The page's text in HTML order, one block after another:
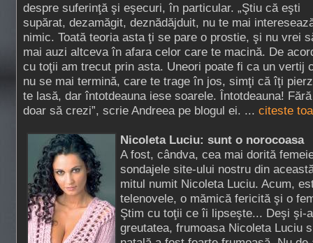
despre suferinţă şi eşecuri, în particular. „Ştiu că eşti
supărat, dezamăgit, deznădăjduit, nu te mai
nimic. Toată teoria asta ţi se pare o prostie, şi nu vrei
mai auzi altceva în afara celor care te macină. De
cu toţii am trecut prin asta. Uneori poate fi ca un vertij
nu se mai termină, care te trage în jos, simţi că îţi
te lasă, dar întotdeauna iese soarele. Întotdeauna!
doar să crezi”, scrie Andreea pe blogul ei. ... citeste
Nicoleta Luciu: sunt o norocoasa
A fost, cândva, cea mai dorită
sondajele site-ului nostru din
mitul numit Nicoleta Luciu. Acum,
telenovele, o mămică fericită şi o
Ştim cu toţii ce îi lipseşte... Deşi şi-
greutatea, frumoasa Nicoleta Luciu